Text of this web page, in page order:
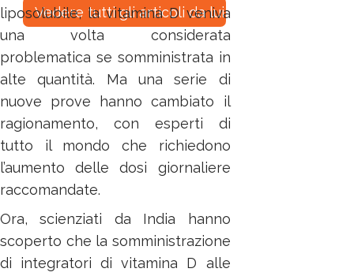
Vedere tutti gli articoli da lui
liposolubile, la vitamina D veniva
una volta considerata
problematica se somministrata in
alte quantità. Ma una serie di
nuove prove hanno cambiato il
ragionamento, con esperti di
tutto il mondo che richiedono
l’aumento delle dosi giornaliere
raccomandate.
Ora, scienziati da India hanno
scoperto che la somministrazione
di integratori di vitamina D alle